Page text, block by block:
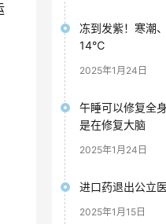
冻到发紫！寒潮
14℃
2025年1月24日
午睡可以修复全
是在修复大脑
2025年1月24日
进口药退出公立
2025年1月15日